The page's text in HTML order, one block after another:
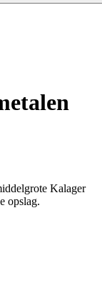
Kalager
opslag.